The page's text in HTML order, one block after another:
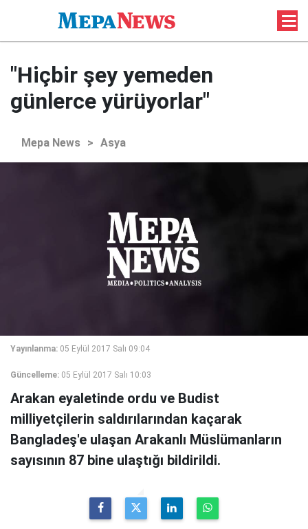
"Hiçbir şey yemeden
günlerce yürüyorlar"
Mepa News > Asya
Yayınlanma: 05 Eylül 2017 Salı 09:04
Güncelleme: 05 Eylül 2017 Salı 10:03
Arakan eyaletinde ordu ve Budist
milliyetçilerin saldırılarından kaçarak
Bangladeş'e ulaşan Arakanlı Müslümanların
sayısının 87 bine ulaştığı bildirildi.